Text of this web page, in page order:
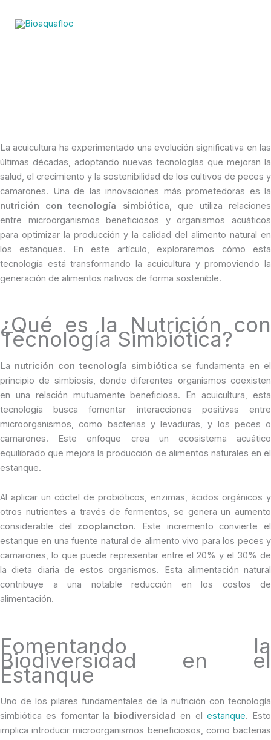
La acuicultura ha experimentado una evolución significativa en las
últimas décadas, adoptando nuevas tecnologías que mejoran la
salud, el crecimiento y la sostenibilidad de los cultivos de peces y
camarones. Una de las innovaciones más prometedoras es la
nutrición con tecnología simbiótica , que utiliza relaciones
entre microorganismos beneficiosos y organismos acuáticos
para optimizar la producción y la calidad del alimento natural en
los estanques. En este artículo, exploraremos cómo esta
tecnología está transformando la acuicultura y promoviendo la
generación de alimentos nativos de forma sostenible.
¿Qué es la Nutrición con
Tecnología Simbiótica?
La nutrición con tecnología simbiótica se fundamenta en el
principio de simbiosis, donde diferentes organismos coexisten
en una relación mutuamente beneficiosa. En acuicultura, esta
tecnología busca fomentar interacciones positivas entre
microorganismos, como bacterias y levaduras, y los peces o
camarones. Este enfoque crea un ecosistema acuático
equilibrado que mejora la producción de alimentos naturales en el
estanque.
Al aplicar un cóctel de probióticos, enzimas, ácidos orgánicos y
otros nutrientes a través de fermentos, se genera un aumento
considerable del zooplancton. Este incremento convierte el
estanque en una fuente natural de alimento vivo para los peces y
camarones, lo que puede representar entre el 20% y el 30% de
la dieta diaria de estos organismos. Esta alimentación natural
contribuye a una notable reducción en los costos de
alimentación.
Fomentando la
Biodiversidad en el
Estanque
Uno de los pilares fundamentales de la nutrición con tecnología
simbiótica es fomentar la biodiversidad en el estanque. Esto
implica introducir microorganismos beneficiosos, como bacterias